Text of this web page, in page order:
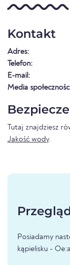
Kontakt
Adres:
Telefon:
E-mail:
Media
Tutaj znajdziesz
Jakość wody.
Posiadamy
kąpielisku -